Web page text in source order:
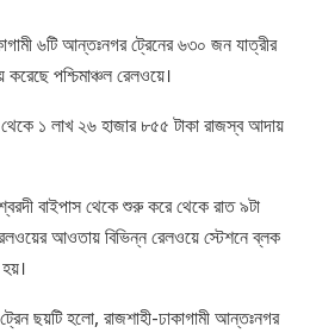
৬টি আন্তঃনগর ট্রেনের ৬৩০ জন যাত্রীর
পশ্চিমাঞ্চল রেলওয়ে।
থেকে ১ লাখ ২৬ হাজার ৮৫৫ টাকা রাজস্ব আদায়
বাইপাস থেকে শুরু করে থেকে রাত ৯টা
আওতায় বিভিন্ন রেলওয়ে স্টেশনে ব্লক
ছয়টি হলো, রাজশাহী-ঢাকাগামী আন্তঃনগর